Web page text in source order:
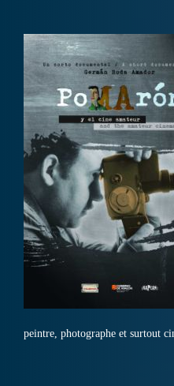
peintre, photographe et surtout